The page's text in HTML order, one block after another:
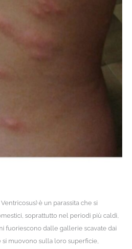
è un parassita che si
soprattutto nel periodi più caldi,
fuoriescono dalle gallerie scavate dai
si muovono sulla loro superficie,